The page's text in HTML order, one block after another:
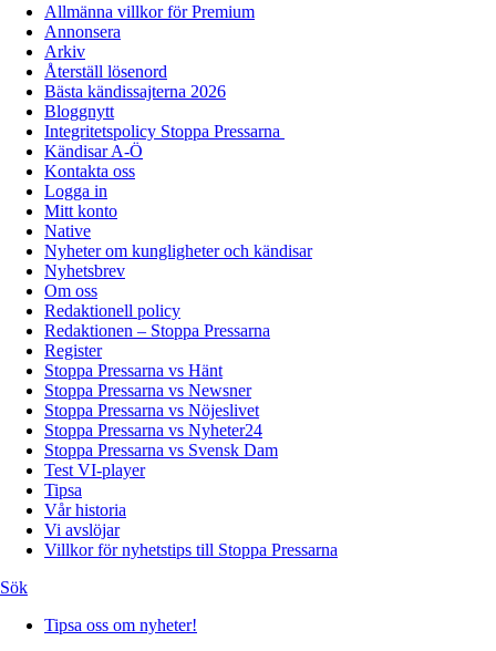
Allmänna villkor för Premium
Annonsera
Arkiv
Återställ lösenord
Bästa kändissajterna 2026
Bloggnytt
Integritetspolicy Stoppa Pressarna
Kändisar A-Ö
Kontakta oss
Logga in
Mitt konto
Native
Nyheter om kungligheter och kändisar
Nyhetsbrev
Om oss
Redaktionell policy
Redaktionen – Stoppa Pressarna
Register
Stoppa Pressarna vs Hänt
Stoppa Pressarna vs Newsner
Stoppa Pressarna vs Nöjeslivet
Stoppa Pressarna vs Nyheter24
Stoppa Pressarna vs Svensk Dam
Test VI-player
Tipsa
Vår historia
Vi avslöjar
Villkor för nyhetstips till Stoppa Pressarna
Sök
Tipsa oss om nyheter!